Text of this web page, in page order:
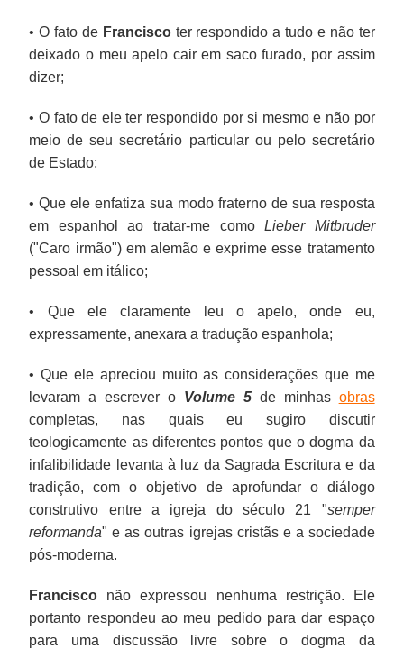
• O fato de Franciscoter respondido a tudo e não ter
deixado o meu apelo cair em saco furado, por assim
dizer;
• O fato de ele ter respondido por si mesmo e não por
meio de seu secretário particular ou pelo secretário
de Estado;
• Que ele enfatiza sua modo fraterno de sua resposta
em espanhol ao tratar-me comoLieber Mitbruder
("Caro irmão") em alemão e exprime esse tratamento
pessoal em itálico;
• Que ele claramente leu o apelo, onde eu,
expressamente, anexara a tradução espanhola;
• Que ele apreciou muito as considerações que me
levaram a escrever o Volume 5de minhas obras
completas, nas quais eu sugiro discutir
teologicamente as diferentes pontos que o dogma da
infalibilidade levanta à luz da Sagrada Escritura e da
tradição, com o objetivo de aprofundar o diálogo
construtivo entre a igreja do século 21 "semper
reformanda" e as outras igrejas cristãs e a sociedade
pós-moderna.
Francisco não expressou nenhuma restrição. Ele
portanto respondeu ao meu pedido para dar espaço
para uma discussão livre sobre o dogma da